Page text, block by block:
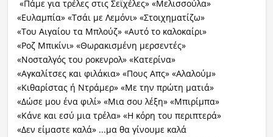
«Πάμε για τρέλες στις Σεϊχέλες» «Μελισσούλα»
«Ευλαμπία» «Τσάι με Λεμόνι» «Στοιχηματίζω»
«Του Αιγαίου τα Μπλούζ» «Αυτό το καλοκαίρι»
«Ροζ Μπικίνι» «Θωρακισμένη μερσεντές»
«Νοσταλγός του ροκενρολ» «Κατερίνα»
«Αγκαλίτσες και φιλάκια» «Πους Απς» «Αλαλούμ»
«Κιθαρίστας ή Ντράμερ» «Με την πρώτη ματιά»
«Δώσε μου ένα φιλί» «Μια σου λέξη» «Μπιρίμπα»
«Κάνε και εσύ μια τρέλα» «Η κόρη του περιπτερά»
«Δεν είμαστε καλά» ...μα θα γίνουμε καλά